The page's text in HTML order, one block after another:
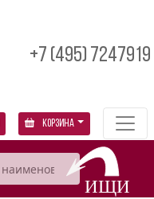
+7 (495) 7247919
Корзина